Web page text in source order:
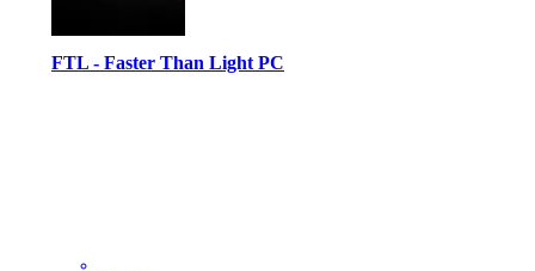
FTL - Faster Than Light PC